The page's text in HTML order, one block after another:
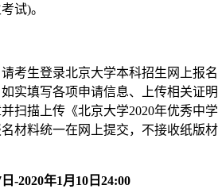
试)。
考生登录北京大学本科招生网上报名
实填写各项申请信息、上传相关证明
扫描上传《北京大学2020年优秀中学
材料统一在网上提交，不接收纸版材
-2020年1月10日24:00